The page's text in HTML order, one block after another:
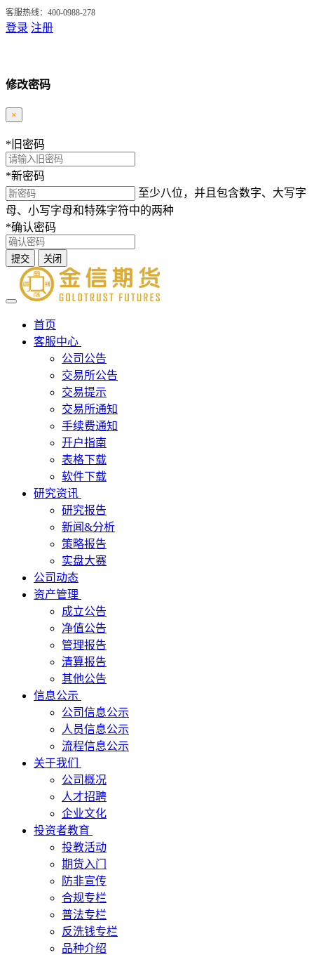
客服热线：400-0988-278
登录 注册
修改密码
×
* 旧密码
*新密码
至少八位，并且包含数字、大写字
母、小写字母和特殊字符中的两种
*确认密码
提交 关闭
首页
客服中心
公司公告
交易所公告
交易提示
交易所通知
手续费通知
开户指南
表格下载
软件下载
研究资讯
研究报告
新闻&分析
策略报告
实盘大赛
公司动态
资产管理
成立公告
净值公告
管理报告
清算报告
其他公告
信息公示
公司信息公示
人员信息公示
流程信息公示
关于我们
公司概况
人才招聘
企业文化
投资者教育
投教活动
期货入门
防非宣传
合规专栏
普法专栏
反洗钱专栏
品种介绍